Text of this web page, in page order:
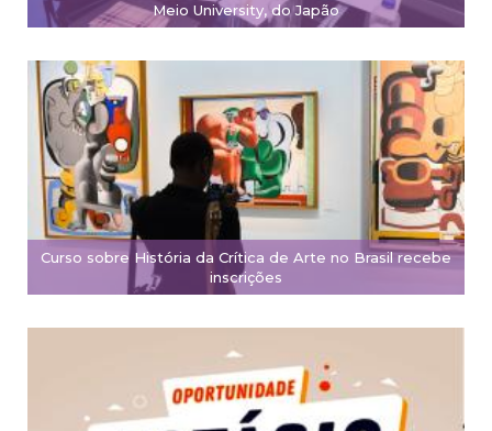
Meio University, do Japão
Curso sobre História da Crítica de Arte no Brasil recebe
inscrições